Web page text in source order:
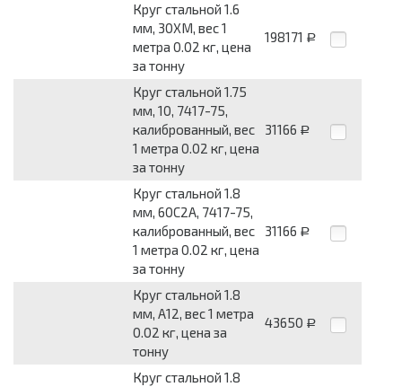
Круг стальной 1.6
мм, 30ХМ, вес 1
метра 0.02 кг, цена
за тонну
198171 Р
Круг стальной 1.75
мм, 10, 7417-75,
калиброванный, вес
1 метра 0.02 кг, цена
за тонну
31166 Р
Круг стальной 1.8
мм, 60С2А, 7417-75,
калиброванный, вес
1 метра 0.02 кг, цена
за тонну
31166 Р
Круг стальной 1.8
мм, А12, вес 1 метра
0.02 кг, цена за
тонну
43650 Р
Круг стальной 1.8